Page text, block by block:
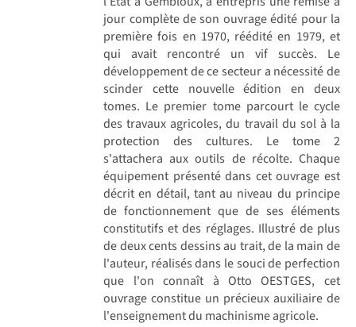
jour complète de son ouvrage édité pour la
première fois en 1970, réédité en 1979, et
qui avait rencontré un vif succès. Le
développement de ce secteur a nécessité de
scinder cette nouvelle édition en deux
tomes. Le premier tome parcourt le cycle
des travaux agricoles, du travail du sol à la
protection des cultures. Le tome 2
s'attachera aux outils de récolte. Chaque
équipement présenté dans cet ouvrage est
décrit en détail, tant au niveau du principe
de fonctionnement que de ses éléments
constitutifs et des réglages. Illustré de plus
de deux cents dessins au trait, de la main de
l'auteur, réalisés dans le souci de perfection
que l'on connaît à Otto OESTGES, cet
ouvrage constitue un précieux auxiliaire de
l'enseignement du machinisme agricole.